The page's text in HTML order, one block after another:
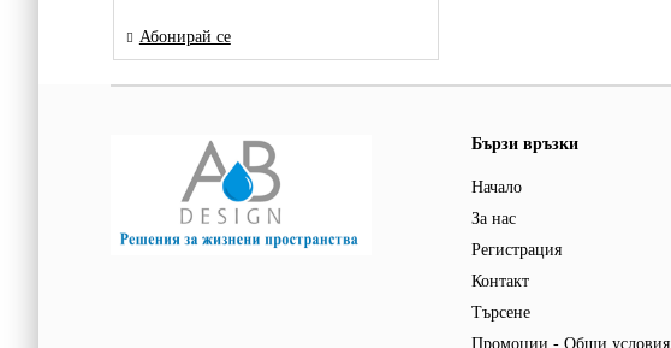
Абонирай се
Бързи връзки
Начало
За нас
Регистрация
Контакт
Търсене
Промоции - Общи условия